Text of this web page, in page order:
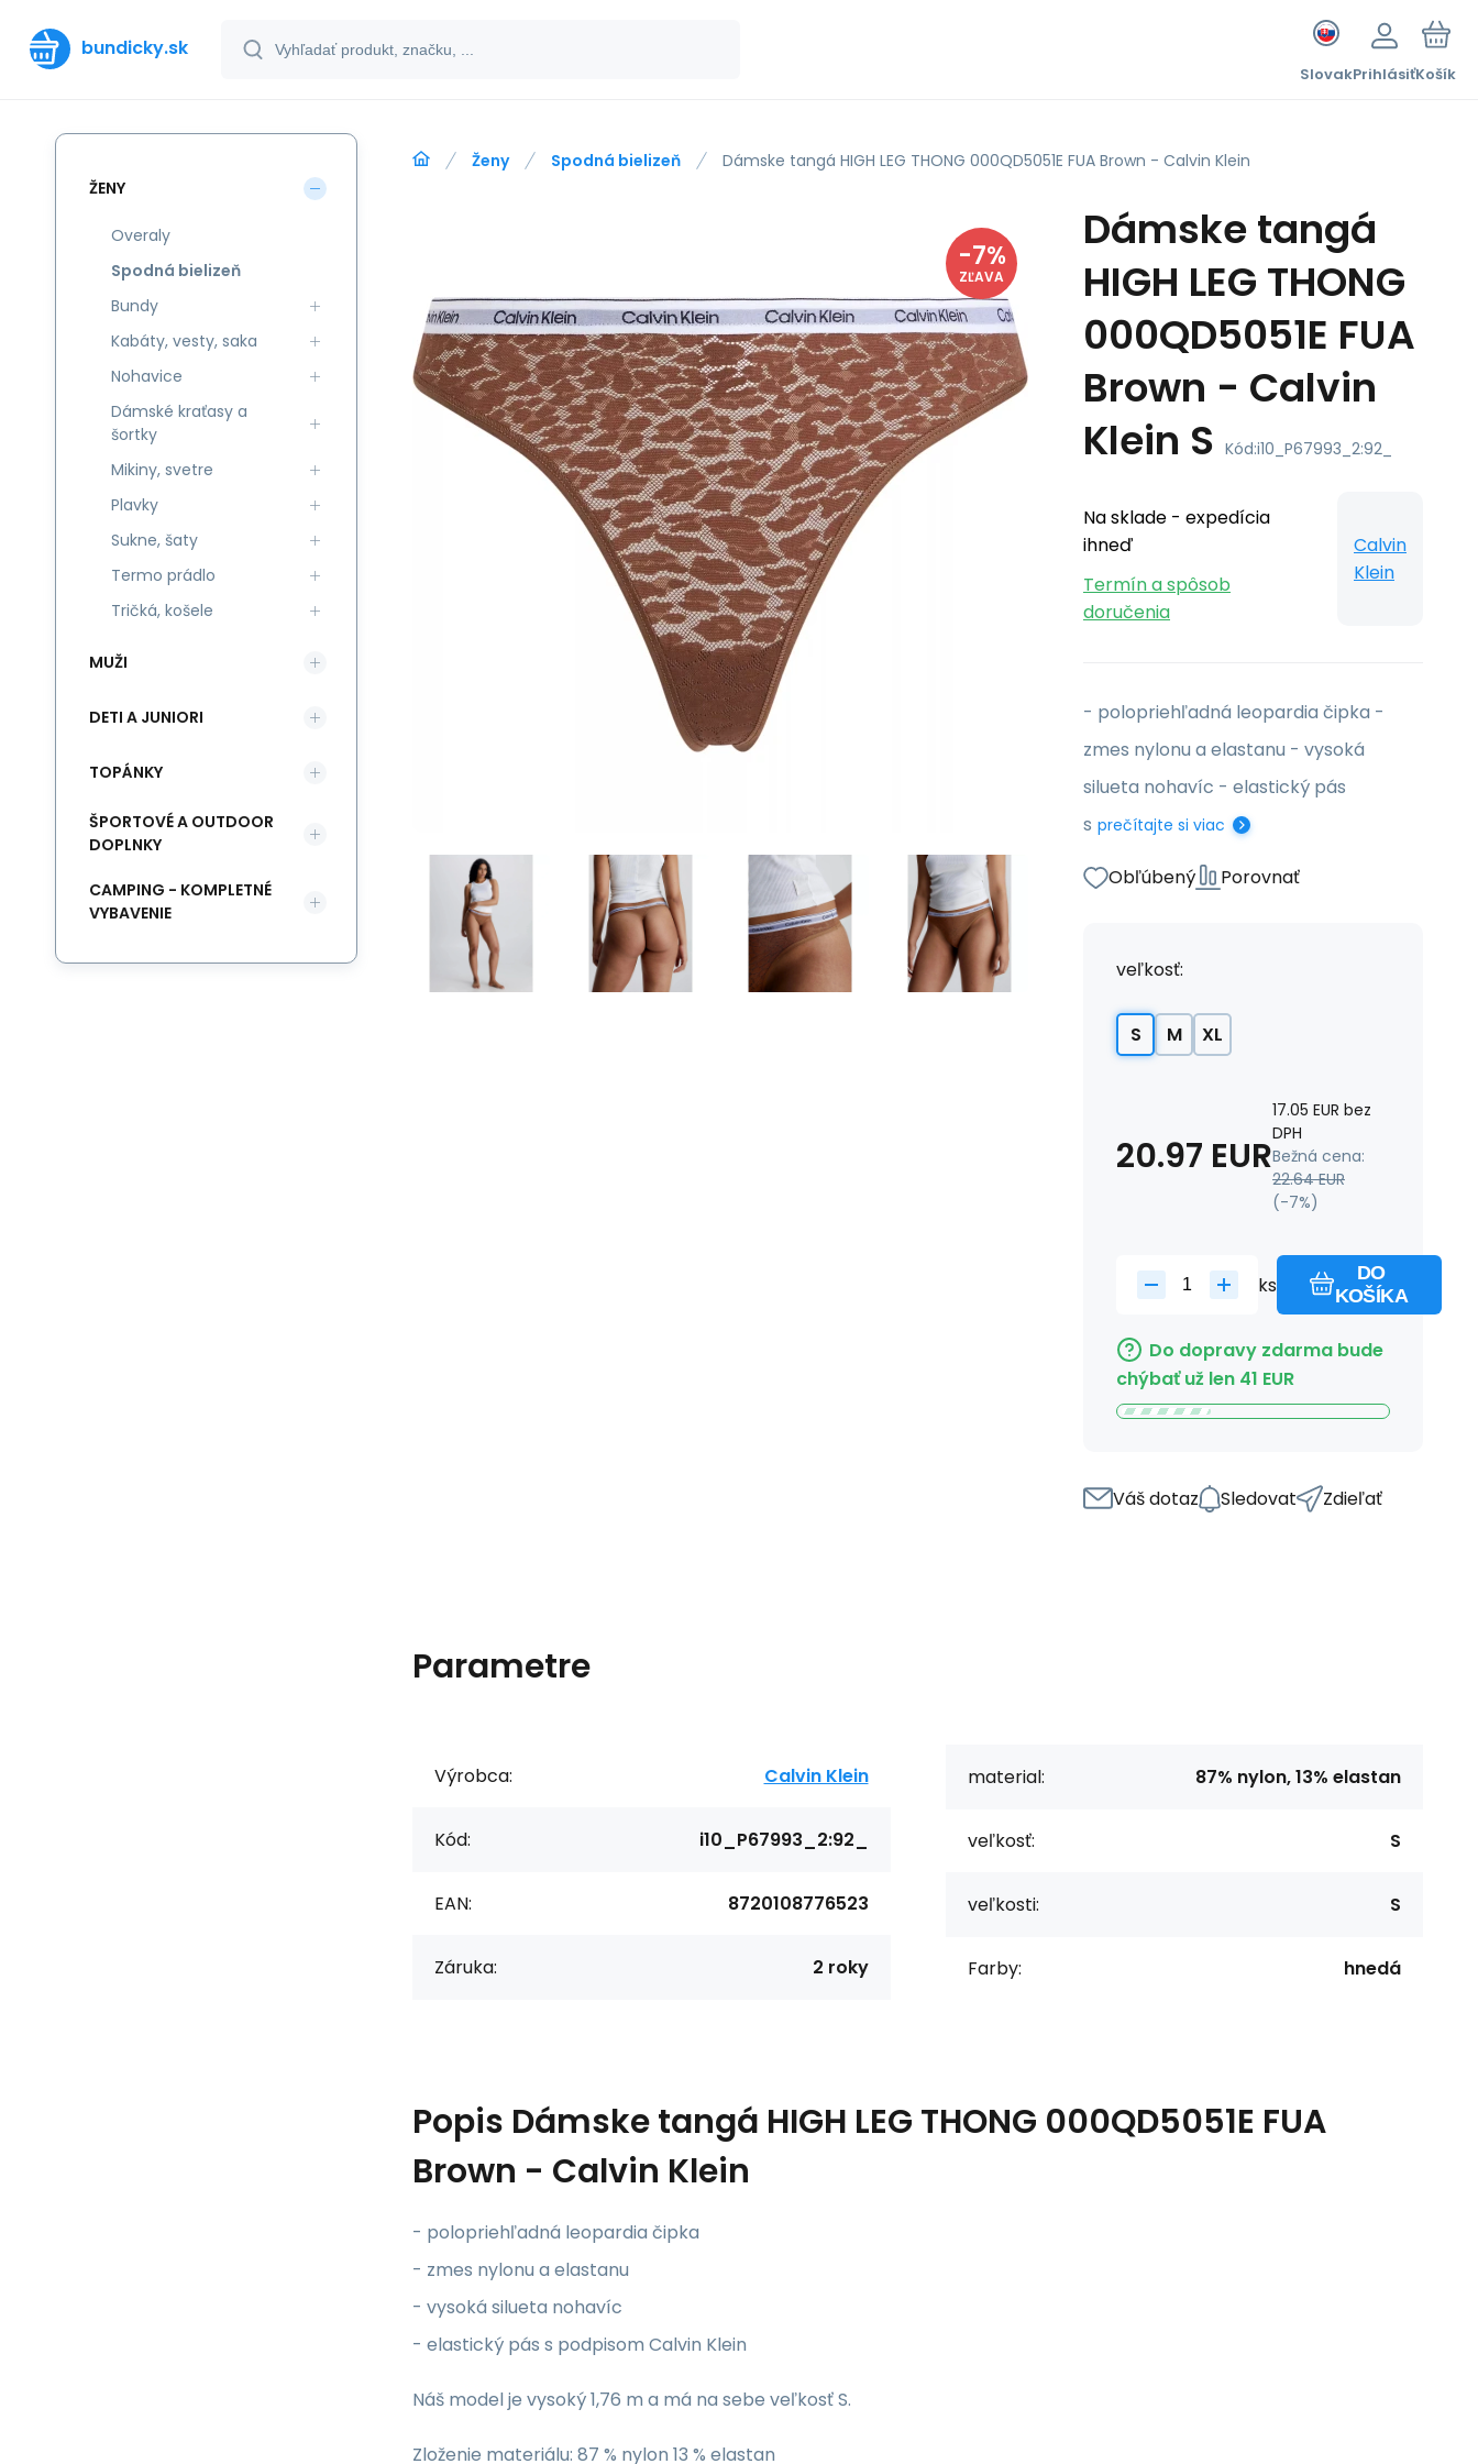
bundicky.sk
SlovakPrihlásiťKošík
Ženy Spodná bielizeň Dámske tangá HIGH LEG THONG 000QD5051E FUA Brown - Calvin Klein
-7%
ZĽAVA
Dámske tangá
HIGH LEG THONG
000QD5051E FUA
Brown - Calvin
Klein S Kód:i10_P67993_2:92_
Na sklade - expedícia
ihneď
Termín a spôsob
doručenia
Calvin
Klein
- polopriehľadná leopardia čipka -
zmes nylonu a elastanu - vysoká
silueta nohavíc - elastický pás
s prečítajte si viac
Obľúbený Porovnať
veľkosť:
S M XL
20.97 EUR
17.05 EUR bez
DPH
Bežná cena:
22.64 EUR
(-7%)
ks
DO
KOŠÍKA
Do dopravy zdarma bude
chýbať už len 41 EUR
Váš dotaz Sledovat Zdieľať
Parametre
Výrobca: Calvin Klein
Kód: i10_P67993_2:92_
EAN: 8720108776523
Záruka: 2 roky
material: 87% nylon, 13% elastan
veľkosť: S
veľkosti: S
Farby: hnedá
Popis Dámske tangá HIGH LEG THONG 000QD5051E FUA
Brown - Calvin Klein
- polopriehľadná leopardia čipka
- zmes nylonu a elastanu
- vysoká silueta nohavíc
- elastický pás s podpisom Calvin Klein
Náš model je vysoký 1,76 m a má na sebe veľkosť S.
Zloženie materiálu: 87 % nylon 13 % elastan
ŽENY
Overaly
Spodná bielizeň
Bundy
Kabáty, vesty, saka
Nohavice
Dámské kraťasy a
šortky
Mikiny, svetre
Plavky
Sukne, šaty
Termo prádlo
Tričká, košele
MUŽI
DETI A JUNIORI
TOPÁNKY
ŠPORTOVÉ A OUTDOOR
DOPLNKY
CAMPING - KOMPLETNÉ
VYBAVENIE